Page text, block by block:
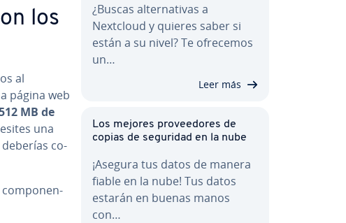
los
al
página web
MB de
una
deberías co­
co­m­po­ne­n­
¿Buscas al­te­r­na­ti­vas a
Nextcloud y quieres saber si
están a su nivel? Te ofrecemos
un…
Leer más
Los mejores pro­vee­do­res de
copias de seguridad en la nube
¡Asegura tus datos de manera
fiable en la nube! Tus datos
estarán en buenas manos
con…